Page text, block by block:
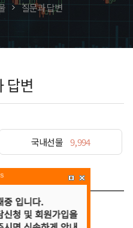
질문과 답변
답변
국내선물 9,994
내.